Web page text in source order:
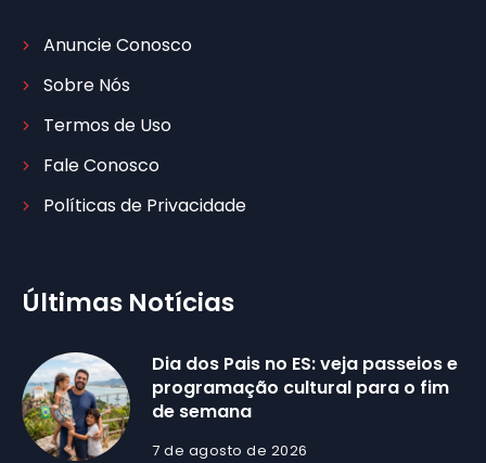
Anuncie Conosco
Sobre Nós
Termos de Uso
Fale Conosco
Políticas de Privacidade
Últimas Notícias
Dia dos Pais no ES: veja passeios e
programação cultural para o fim
de semana
7 de agosto de 2026